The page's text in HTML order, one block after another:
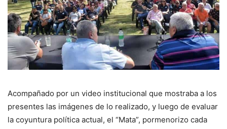
Acompañado por un video institucional que mostraba a los
presentes las imágenes de lo realizado, y luego de evaluar
la coyuntura política actual, el “Mata”, pormenorizo cada